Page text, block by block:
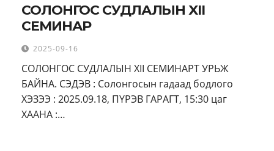
СОЛОНГОС СУДЛАЛЫН XII
СЕМИНАР
2025-09-16
СОЛОНГОС СУДЛАЛЫН XII СЕМИНАРТ УРЬЖ
БАЙНА. СЭДЭВ : Солонгосын гадаад бодлого
ХЭЗЭЭ : 2025.09.18, ПҮРЭВ ГАРАГТ, 15:30 цаг
ХААНА :…